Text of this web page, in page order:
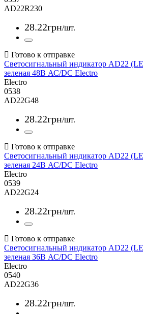
AD22R230
28.22грн/шт.
Светосигнальный индикатор AD22
зеленая 48В АС/DC Electro
Electro
0538
AD22G48
28.22грн/шт.
Светосигнальный индикатор AD22
зеленая 24В АС/DC Electro
Electro
0539
AD22G24
28.22грн/шт.
Светосигнальный индикатор AD22
зеленая 36В АС/DC Electro
Electro
0540
AD22G36
28.22грн/шт.